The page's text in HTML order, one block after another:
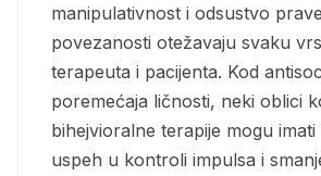
manipulativnost i odsustvo
povezanosti otežavaju svaku
terapeuta i pacijenta. Kod
poremećaja ličnosti, neki oblici
bihejvioralne terapije mogu
uspeh u kontroli impulsa i